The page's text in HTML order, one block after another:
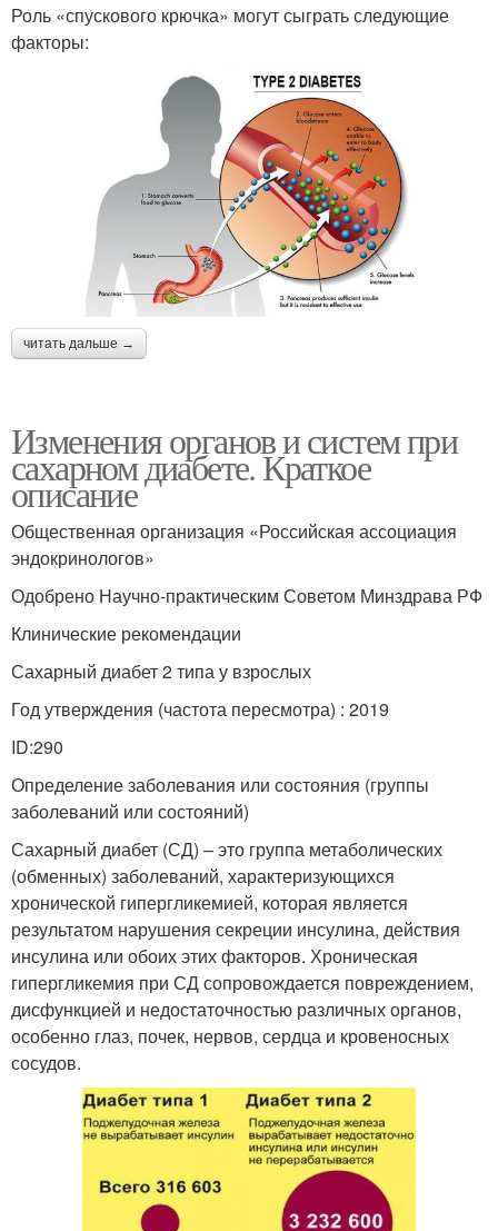
Роль «спускового крючка» могут сыграть следующие
факторы:
читать дальше →
Изменения органов и систем при
сахарном диабете. Краткое
описание
Общественная организация «Российская ассоциация
эндокринологов»
Одобрено Научно-практическим Советом Минздрава РФ
Клинические рекомендации
Сахарный диабет 2 типа у взрослых
Год утверждения (частота пересмотра) : 2019
ID:290
Определение заболевания или состояния (группы
заболеваний или состояний)
Сахарный диабет (СД) – это группа метаболических
(обменных) заболеваний, характеризующихся
хронической гипергликемией, которая является
результатом нарушения секреции инсулина, действия
инсулина или обоих этих факторов. Хроническая
гипергликемия при СД сопровождается повреждением,
дисфункцией и недостаточностью различных органов,
особенно глаз, почек, нервов, сердца и кровеносных
сосудов.